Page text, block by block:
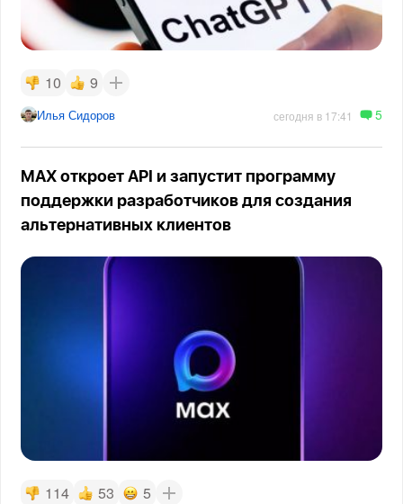
10 9
Илья Сидоров сегодня в 17:41 5
MAX откроет API и запустит программу
поддержки разработчиков для создания
альтернативных клиентов
114 53 5